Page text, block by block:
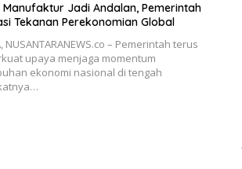
Manufaktur Jadi Andalan, Pemerintah
Tekanan Perekonomian Global
NUSANTARANEWS.co – Pemerintah terus
upaya menjaga momentum
ekonomi nasional di tengah